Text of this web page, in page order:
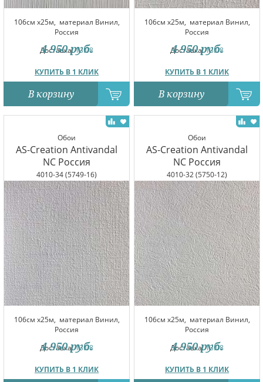
106см x25м, материал Винил,
Россия
Доставка:13.08
КУПИТЬ В 1 КЛИК
4 950 руб.
В корзину
106см x25м, материал Винил,
Россия
Доставка:13.08
КУПИТЬ В 1 КЛИК
4 950 руб.
В корзину
Обои
AS-Creation Antivandal
NC Россия
4010-34 (5749-16)
106см x25м, материал Винил,
Россия
Доставка:13.08
КУПИТЬ В 1 КЛИК
4 950 руб.
Обои
AS-Creation Antivandal
NC Россия
4010-32 (5750-12)
106см x25м, материал Винил,
Россия
Доставка:13.08
КУПИТЬ В 1 КЛИК
4 950 руб.